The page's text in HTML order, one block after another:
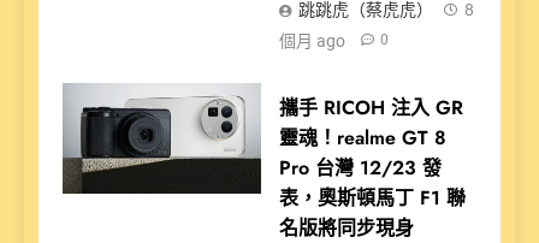
跳跳虎（蔡虎虎）
8
個月 ago
0
攜手 RICOH 注入 GR
靈魂！realme GT 8
Pro 台灣 12/23 發
表，奧斯頓馬丁 F1 聯
名版將同步現身